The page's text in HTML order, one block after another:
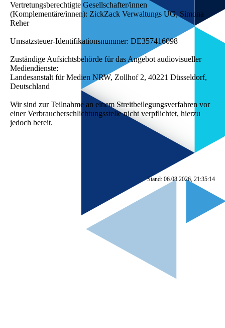
Vertretungsberechtigte Gesellschafter/innen
(Komplementäre/innen): ZickZack Verwaltungs UG, Simona
Reher
Umsatzsteuer-Identifikationsnummer: DE357416098
Zuständige Aufsichtsbehörde für das Angebot audiovisueller
Mediendienste:
Landesanstalt für Medien NRW, Zollhof 2, 40221 Düsseldorf,
Deutschland
Wir sind zur Teilnahme an einem Streitbeilegungsverfahren vor
einer Verbraucherschlichtungsstelle nicht verpflichtet, hierzu
jedoch bereit.
Stand: 06.08.2026, 21:35:14